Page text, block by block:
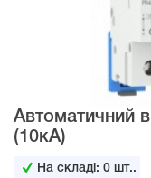
Автоматичний
(10кА)
На складі:0 шт..